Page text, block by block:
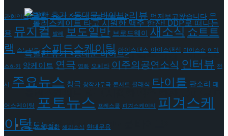
롤러스케이트 타고 시원한 맥주 한잔! DDP로 떠
나는 특별한 휴가 <동대문 바이브>
포토뉴스
롤러스케이트 타고 시원한 맥주 한잔! DDP로 떠
나는 특별한 휴가 <동대문 바이브>
관현악단 국악 금주의공연소식 기획 기획기사 리뷰 먼저보고왔습니다 무
용 뮤지컬 발레 보도일반 브로드웨이 새소식쇼트트
랙 스노보드 스피드스케이팅 아이스댄스 아이스댄싱 아이스쇼 아이
스하키 앙케이트 연극 영화 오페라 이주의공연소식 인터뷰 전
시 주요뉴스 창극 창작가무극 콘서트 클래식 타이틀 판소리 페
어스케이팅 포토뉴스 프레스콜 피겨스케이티 피겨스케
이팅 하키 합창 해외소식 현대무용